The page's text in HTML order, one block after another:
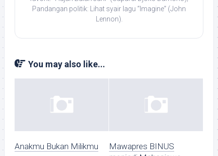
Pandangan politik: Lihat syair lagu “Imagine” (John
Lennon).
You may also like...
Anakmu Bukan Milikmu
Mawapres BINUS